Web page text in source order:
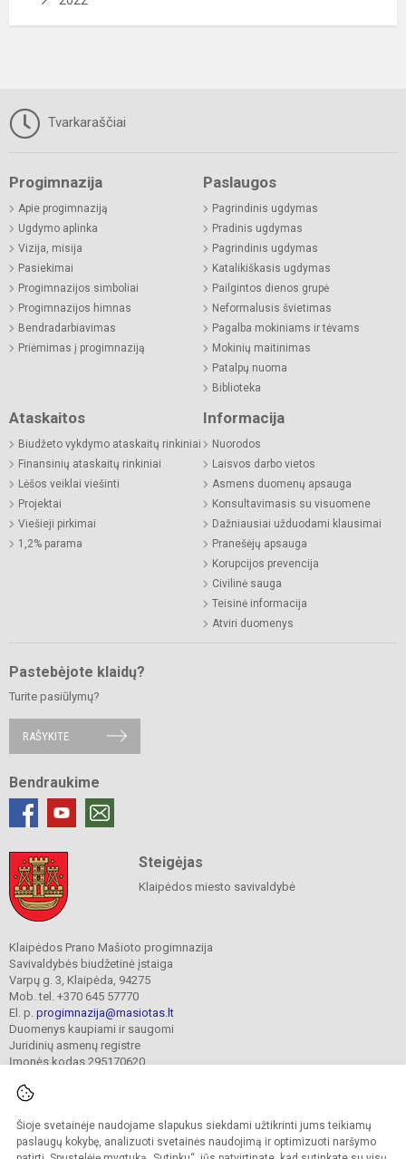
Šioje svetainėje naudojame slapukus siekdami užtikrinti jums teikiamų
paslaugų kokybę, analizuoti svetainės naudojimą ir optimizuoti naršymo
Tvarkaraščiai
Progimnazija
Apie progimnaziją
Ugdymo aplinka
Vizija, misija
Pasiekimai
Progimnazijos simboliai
Progimnazijos himnas
Bendradarbiavimas
Priėmimas į progimnaziją
Paslaugos
Pagrindinis ugdymas
Pradinis ugdymas
Pagrindinis ugdymas
Katalikiškasis ugdymas
Pailgintos dienos grupė
Neformalusis švietimas
Pagalba mokiniams ir tėvams
Mokinių maitinimas
Patalpų nuoma
Biblioteka
Ataskaitos
Biudžeto vykdymo ataskaitų rinkiniai
Finansinių ataskaitų rinkiniai
Lėšos veiklai viešinti
Projektai
Viešieji pirkimai
1,2% parama
Informacija
Nuorodos
Laisvos darbo vietos
Asmens duomenų apsauga
Konsultavimasis su visuomene
Dažniausiai užduodami klausimai
Pranešėjų apsauga
Korupcijos prevencija
Civilinė sauga
Teisinė informacija
Atviri duomenys
Pastebėjote klaidų?
Turite pasiūlymų?
RAŠYKITE
Bendraukime
Steigėjas
Klaipėdos miesto savivaldybė
Klaipėdos Prano Mašioto progimnazija
Savivaldybės biudžetinė įstaiga
Varpų g. 3, Klaipėda, 94275
Mob. tel. +370 645 57770
El. p. progimnazija@masiotas.lt
Duomenys kaupiami ir saugomi
Juridinių asmenų registre
Įmonės kodas 295170620
© 2022. Klaipėdos Prano Mašioto progimnazija. Visos teisės saugomos.
Kopijuoti turinį be raštiško įstaigos administracijos sutikimo griežtai draudžiama.